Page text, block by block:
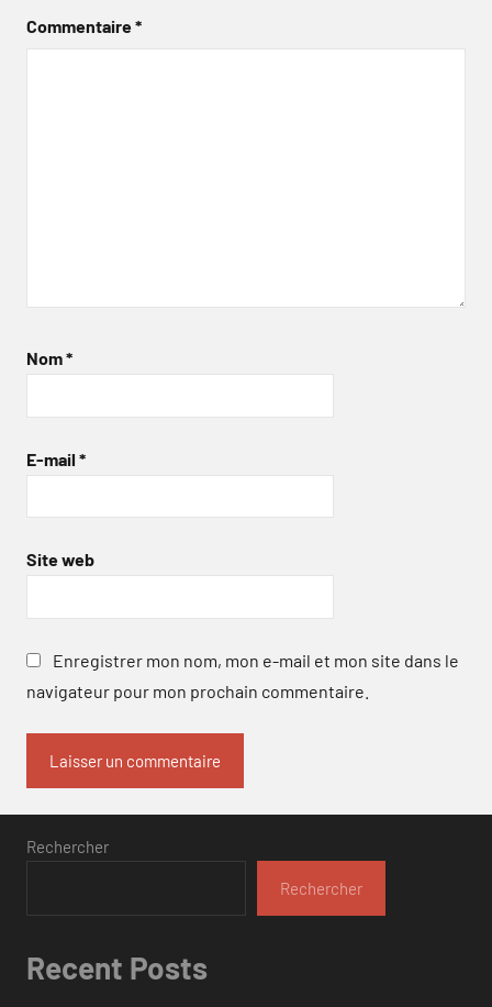
Commentaire*
Nom*
E-mail *
Site web
Enregistrer mon nom, mon e-mail et mon site dans le
navigateur pour mon prochain commentaire.
Rechercher
Rechercher
Recent Posts